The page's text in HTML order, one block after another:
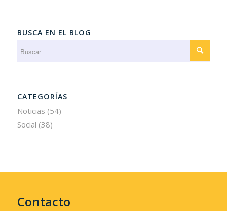
BUSCA EN EL BLOG
CATEGORÍAS
Noticias (54)
Social (38)
Contacto